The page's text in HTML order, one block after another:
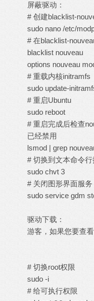
屏蔽驱动：
# 创建blacklist-
sudo nano /etc/
# 在blacklist-
blacklist nouveau
options nouveau
# 重载内核initramfs
sudo update-
# 重启Ubuntu
sudo reboot
# 重启完成后检查
已经禁用
lsmod | grep
# 切换到文本命令行
sudo chvt 3
# 关闭图形界面服务
sudo service gdm
驱动下载：
游客，如果您要查
# 切换root权限
sudo -i
# 给可执行权限